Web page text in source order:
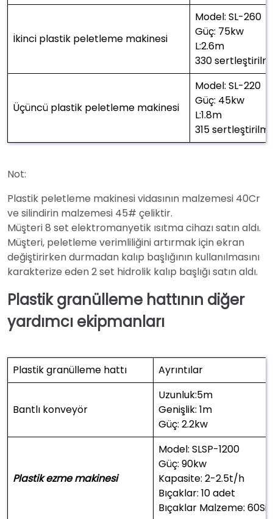
İkinci plastik peletleme makinesi
Model: SL-260
Güç: 75kw
L:2.6m
330
Üçüncü plastik peletleme makinesi
Model: SL-220
Güç: 45kw
L:1.8m
315
Not:
Plastik peletleme makinesi vidasının malzemesi 40Cr
ve silindirin malzemesi 45# çeliktir.
Müşteri 8 set elektromanyetik ısıtma cihazı satın aldı.
Müşteri, peletleme verimliliğini artırmak için ekran
değiştirirken durmadan kalıp başlığının kullanılmasını
karakterize eden 2 set hidrolik kalıp başlığı satın aldı.
Plastik granülleme hattının diğer
yardımcı ekipmanları
Plastik granülleme hattı Ayrıntılar
Bantlı konveyör
Uzunluk:5m
Genişlik: 1m
Güç: 2.2kw
Plastik ezme makinesi
Model: SLSP-1200
Güç: 90kw
Kapasite: 2-2.5t/h
Bıçaklar: 10 adet
Bıçaklar Malzeme: